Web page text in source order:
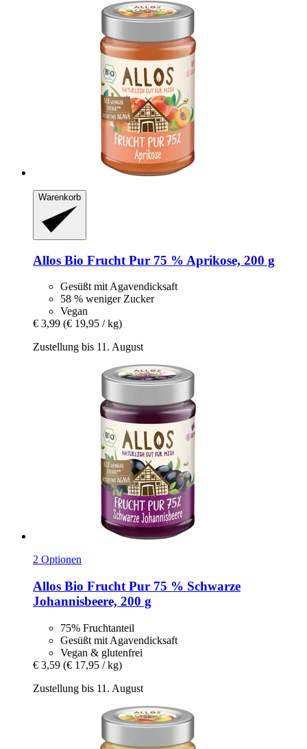
Warenkorb
Allos Bio Frucht Pur 75 % Aprikose, 200 g
Gesüßt mit Agavendicksaft
58 % weniger Zucker
Vegan
€ 3,99 (€ 19,95 / kg)
Zustellung bis 11. August
2 Optionen
Allos Bio Frucht Pur 75 % Schwarze
Johannisbeere, 200 g
75% Fruchtanteil
Gesüßt mit Agavendicksaft
Vegan & glutenfrei
€ 3,59 (€ 17,95 / kg)
Zustellung bis 11. August